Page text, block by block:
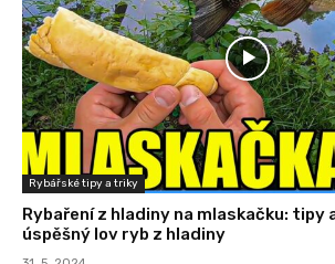
Rybářské tipy a triky
Rybaření z hladiny na mlaskačku: tipy
úspěšný lov ryb z hladiny